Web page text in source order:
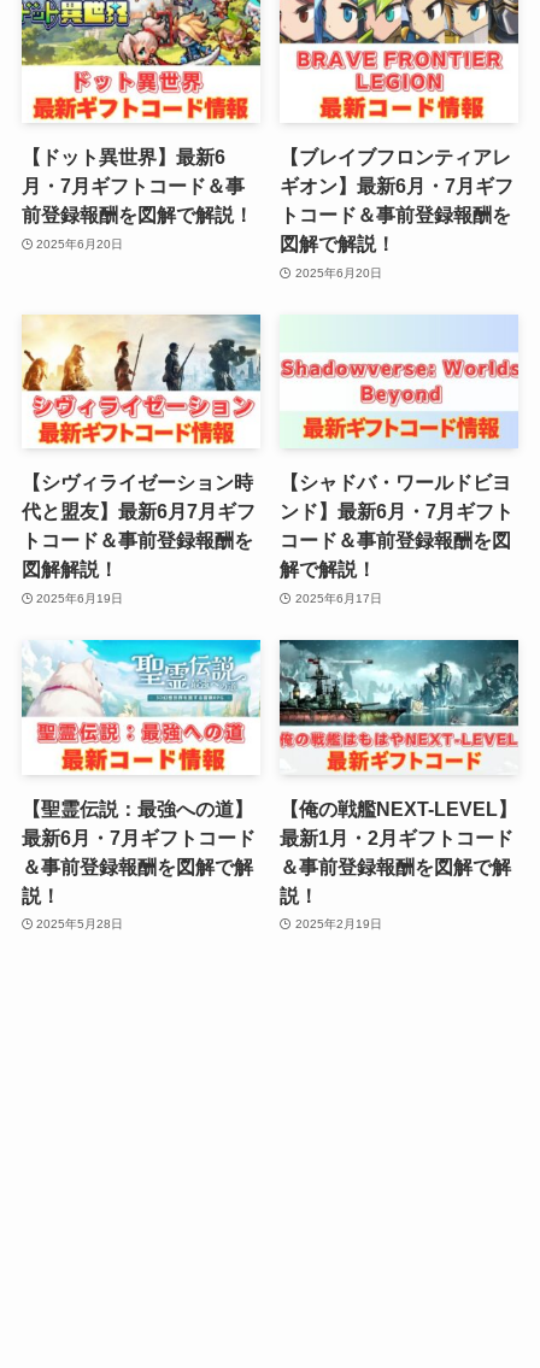
【ドット異世界】最新6
月・7月ギフトコード＆事
前登録報酬を図解で解説！
2025年6月20日
【ブレイブフロンティアレ
ギオン】最新6月・7月ギフ
トコード＆事前登録報酬を
図解で解説！
2025年6月20日
【シヴィライゼーション時
代と盟友】最新6月7月ギフ
トコード＆事前登録報酬を
図解解説！
2025年6月19日
【シャドバ・ワールドビヨ
ンド】最新6月・7月ギフト
コード＆事前登録報酬を図
解で解説！
2025年6月17日
【聖霊伝説：最強への道】
最新6月・7月ギフトコード
＆事前登録報酬を図解で解
説！
2025年5月28日
【俺の戦艦NEXT-LEVEL】
最新1月・2月ギフトコード
＆事前登録報酬を図解で解
説！
2025年2月19日